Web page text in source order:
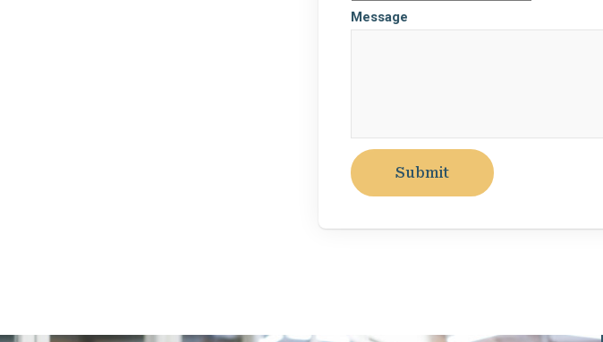
Message
Submit